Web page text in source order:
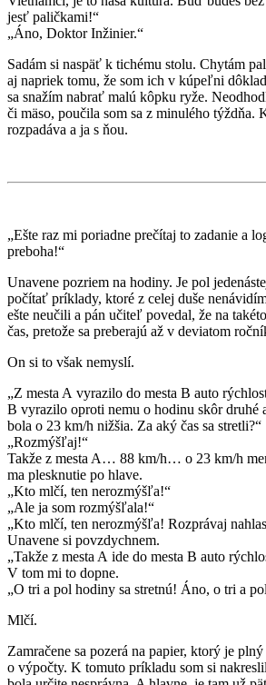
jesť paličkami!“
„Áno, Doktor Inžinier.“
Sadám si naspäť k tichému stolu. Chytám
aj napriek tomu, že som ich v kúpeľni
sa snažím nabrať malú kôpku ryže.
či mäso, poučila som sa z minulého týždňa.
rozpadáva a ja s ňou.
„Ešte raz mi poriadne prečítaj to zadanie a
preboha!“
Unavene pozriem na hodiny. Je pol
počítať príklady, ktoré z celej duše
ešte neučili a pán učiteľ povedal, že na
čas, pretože sa preberajú až v deviatom
On si to však nemyslí.
„Z mesta A vyrazilo do mesta B auto
B vyrazilo oproti nemu o hodinu skôr druhé
bola o 23 km/h nižšia. Za aký čas sa stretli?“
„Rozmýšľaj!“
Takže z mesta A… 88 km/h… o 23 km/h
ma plesknutie po hlave.
„Kto mlčí, ten nerozmýšľa!“
„Ale ja som rozmýšľala!“
„Kto mlčí, ten nerozmýšľa! Rozprávaj
Unavene si povzdychnem.
„Takže z mesta A ide do mesta B auto
V tom mi to dopne.
„O tri a pol hodiny sa stretnú! Áno, o tri a
Mlčí.
Zamračene sa pozerá na papier, ktorý je
o výpočty. K tomuto príkladu som si